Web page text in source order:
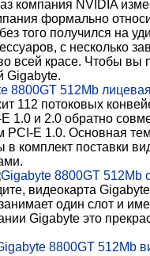
компания NVIDIA
формально
того получился на
с
всей красе. Чтобы
Gigabyte.
112 потоковых
и 2.0 обратно
PCI-E 1.0. Основная
комплект поставки
видеокарта
один слот и
Gigabyte это